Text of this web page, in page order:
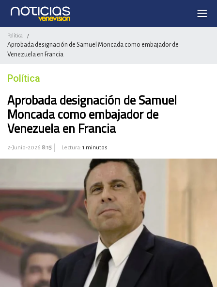
Política /
Aprobada designación de Samuel Moncada como embajador de
Venezuela en Francia
Política
Aprobada designación de Samuel
Moncada como embajador de
Venezuela en Francia
2-Junio-2026 8:15 Lectura: 1 minutos